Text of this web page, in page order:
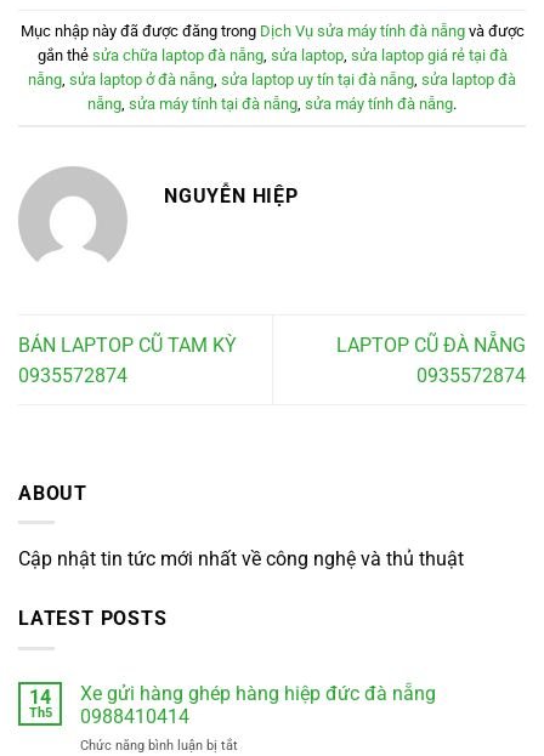
Mục nhập này đã được đăng trong Dịch Vụ sửa máy tính đà nẵngvà được
gắn thẻ sửa chữa laptop đà nẵng, sửa laptop, sửa laptop giá rẻ tại đà
nẵng sửa laptop ở đà nẵng sửa laptop uy tín tại đà nẵng sửa laptop đà
nẵng sửa máy tính tại đà nẵng sửa máy tính đà nẵng.
NGUYỄN HIỆP
BÁN LAPTOP CŨ TAM KỲ
0935572874
LAPTOP CŨ ĐÀ NẴNG
0935572874
ABOUT
Cập nhật tin tức mới nhất về công nghệ và thủ thuật
LATEST POSTS
14
Th5
Xe gửi hàng ghép hàng hiệp đức đà nẵng
0988410414
Chức năng bình luận bị tắtở